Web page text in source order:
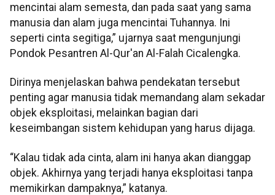
mencintai alam semesta, dan pada saat yang sama
manusia dan alam juga mencintai Tuhannya. Ini
seperti cinta segitiga,” ujarnya saat mengunjungi
Pondok Pesantren Al-Qur'an Al-Falah Cicalengka.
Dirinya menjelaskan bahwa pendekatan tersebut
penting agar manusia tidak memandang alam sekadar
objek eksploitasi, melainkan bagian dari
keseimbangan sistem kehidupan yang harus dijaga.
“Kalau tidak ada cinta, alam ini hanya akan dianggap
objek. Akhirnya yang terjadi hanya eksploitasi tanpa
memikirkan dampaknya,” katanya.